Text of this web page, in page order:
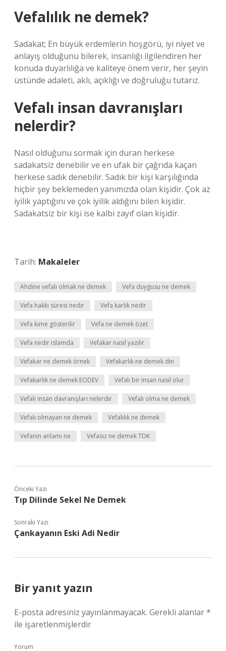
Vefalılık ne demek?
Sadakat; En büyük erdemlerin hoşgörü, iyi niyet ve
anlayış olduğunu bilerek, insanlığı ilgilendiren her
konuda duyarlılığa ve kaliteye önem verir, her şeyin
üstünde adaleti, aklı, açıklığı ve doğruluğu tutarız.
Vefalı insan davranışları
nelerdir?
Nasıl olduğunu sormak için duran herkese
sadakatsiz denebilir ve en ufak bir çağrıda kaçan
herkese sadık denebilir. Sadık bir kişi karşılığında
hiçbir şey beklemeden yanımızda olan kişidir. Çok az
iyilik yaptığını ve çok iyilik aldığını bilen kişidir.
Sadakatsiz bir kişi ise kalbi zayıf olan kişidir.
Tarih: Makaleler
Ahdine vefalı olmak ne demek Vefa duygusu ne demek
Vefa hakkı süresi nedir Vefa karlık nedir
Vefa kime gösterilir Vefa ne demek özet
Vefa nedir islamda Vefakar nasıl yazılır
Vefakar ne demek örnek Vefakarlık ne demek din
Vefakarlık ne demek EODEV Vefalı bir insan nasıl olur
Vefalı insan davranışları nelerdir Vefalı olma ne demek
Vefalı olmayan ne demek Vefalılık ne demek
Vefanın anlamı ne Vefasız ne demek TDK
Önceki Yazı
Tıp Dilinde Sekel Ne Demek
Sonraki Yazı
Çankayanın Eski Adi Nedir
Bir yanıt yazın
E-posta adresiniz yayınlanmayacak. Gerekli alanlar*
ile işaretlenmişlerdir
Yorum